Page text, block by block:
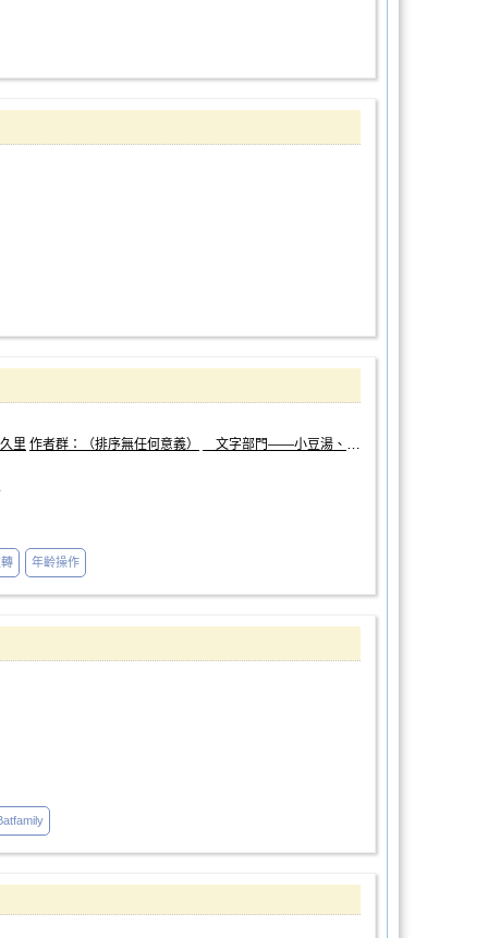
里 作者群：（排序無任何意義） 文字部門——小豆湯、淩雨、五月七日桃良、霧辰玥、R葛、深夏、阿夜、矽．Silicon、暯蒼、攸鬿、茉央、織咲、玈柩
年齡操作